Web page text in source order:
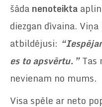
šāda nenoteikta
diezgan dīvaina.
atbildējusi:
es to apsvērtu.”Tas
nevienam no mums.
Visa spēle ar neto